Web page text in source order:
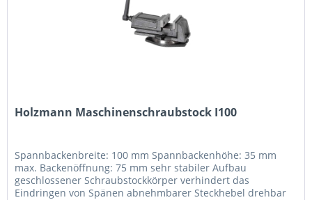
Holzmann Maschinenschraubstock I100
Spannbackenbreite: 100 mm Spannbackenhöhe: 35 mm
max. Backenöffnung: 75 mm sehr stabiler Aufbau
geschlossener Schraubstockkörper verhindert das
Eindringen von Spänen abnehmbarer Steckhebel drehbar